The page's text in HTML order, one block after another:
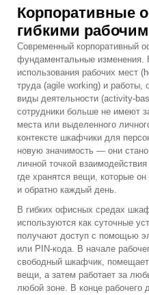
Корпоративные
гибкими
Современный корпоративный
фундаментальные изменения.
использования рабочих мест
труда (agile working) и работы,
виды деятельности (activity-
сотрудники больше не имеют
места или выделенного
контексте шкафчики для
новую значимость — они
личной точкой
где хранятся вещи, которые
и обратно каждый день.
В гибких офисных средах
используются как суточные
получают доступ с помощью
или PIN-кода. В начале
свободный шкафчик,
вещи, а затем работает за
любой зоне. В конце рабочего